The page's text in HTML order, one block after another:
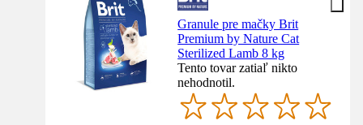
Granule pre mačky Brit
Premium by Nature Cat
Sterilized Lamb 8 kg
Tento tovar zatiaľ nikto
nehodnotil.